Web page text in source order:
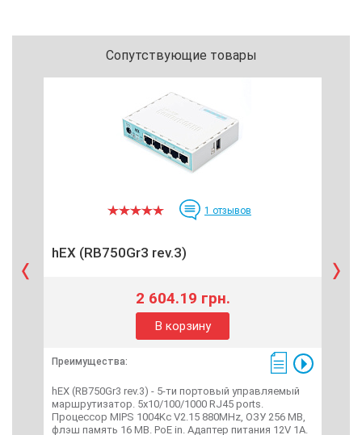
Сопутствующие товары
1 отзывов
hEX (RB750Gr3 rev.3)
2 604.19 грн.
В корзину
Преимущества:
hEX (RB750Gr3 rev.3) - 5-ти портовый управляемый
маршрутизатор. 5х10/100/1000 RJ45 ports.
Процессор MIPS 1004Kc V2.15 880MHz, ОЗУ 256 MB,
флэш память 16 MB. PoE in. Адаптер питания 12V 1A.